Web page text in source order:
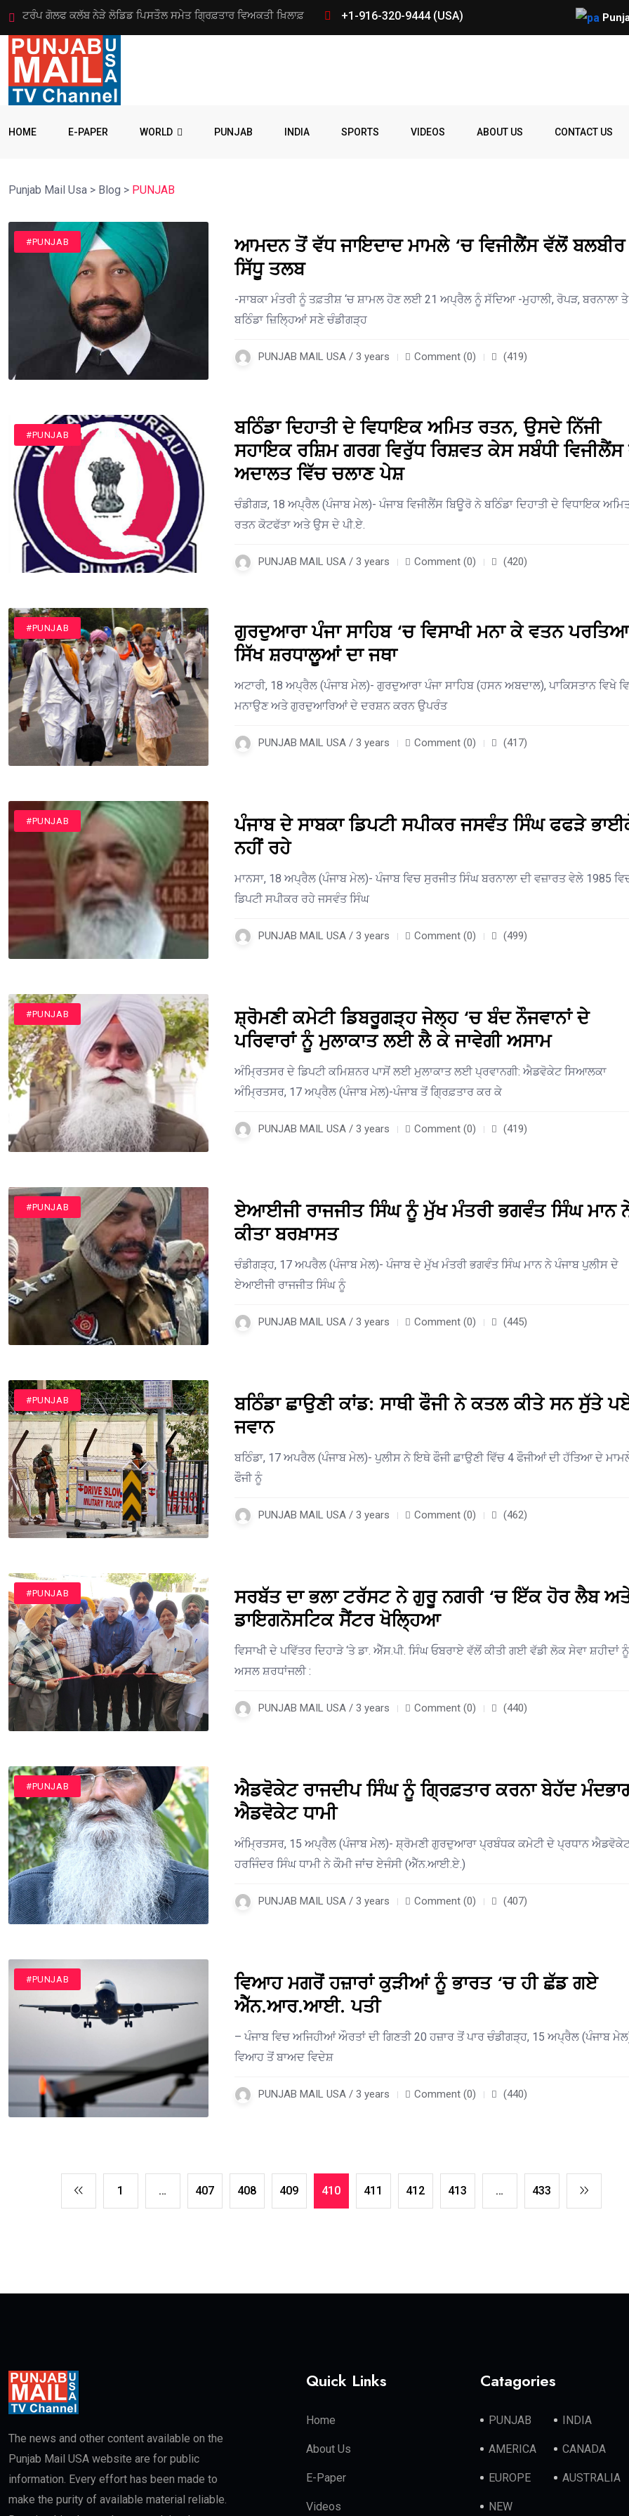
ਅਮਰੀਕਾ ਵੱਲੋਂ ਨਸ਼ਾ ਤਸਕਰੀ ਗਿਰੋਹ ਦੇ 8 ਆਗੂਆਂ ‘ਤੇ 10 ਕੋਵਿਡ-19 ਬਾਰੇ ਰਾਬਰਟ ਐੱਫ.
+1-916-320-9444 (USA)
HOME E-PAPER WORLD PUNJAB INDIA SPORTS VIDEOS ABOUT US CONTACT US
Ohio Parade Party Police prize Student
Punjab Mail Usa > Blog > PUNJAB
#PUNJAB
ਆਮਦਨ ਤੋਂ ਵੱਧ ਜਾਇਦਾਦ ਮਾਮਲੇ ‘ਚ ਵਿਜੀਲੈਂਸ ਵੱਲੋਂ ਬਲਬੀਰ
ਸਿੱਧੂ ਤਲਬ
-ਸਾਬਕਾ ਮੰਤਰੀ ਨੂੰ ਤਫ਼ਤੀਸ਼ ‘ਚ ਸ਼ਾਮਲ ਹੋਣ ਲਈ 21 ਅਪ੍ਰੈਲ ਨੂੰ ਸੱਦਿਆ -ਮੁਹਾਲੀ, ਰੋਪੜ, ਬਰਨਾਲਾ ਤੇ
ਬਠਿੰਡਾ ਜ਼ਿਲ੍ਹਿਆਂ ਸਣੇ ਚੰਡੀਗੜ੍ਹ
PUNJAB MAIL USA / 3 years Comment (0) (419)
#PUNJAB
ਬਠਿੰਡਾ ਦਿਹਾਤੀ ਦੇ ਵਿਧਾਇਕ ਅਮਿਤ ਰਤਨ, ਉਸਦੇ ਨਿੱਜੀ
ਸਹਾਇਕ ਰਸ਼ਿਮ ਗਰਗ ਵਿਰੁੱਧ ਰਿਸ਼ਵਤ ਕੇਸ ਸਬੰਧੀ
ਅਦਾਲਤ ਵਿੱਚ ਚਲਾਣ ਪੇਸ਼
ਚੰਡੀਗੜ, 18 ਅਪ੍ਰੈਲ (ਪੰਜਾਬ ਮੇਲ)- ਪੰਜਾਬ ਵਿਜੀਲੈਂਸ ਬਿਊਰੋ ਨੇ ਬਠਿੰਡਾ ਦਿਹਾਤੀ ਦੇ ਵਿਧਾਇਕ
ਰਤਨ ਕੋਟਫੱਤਾ ਅਤੇ ਉਸ ਦੇ ਪੀ.ਏ.
PUNJAB MAIL USA / 3 years Comment (0) (420)
#PUNJAB
ਗੁਰਦੁਆਰਾ ਪੰਜਾ ਸਾਹਿਬ ‘ਚ ਵਿਸਾਖੀ ਮਨਾ ਕੇ ਵਤਨ ਪਰਤਿਆ
ਸਿੱਖ ਸ਼ਰਧਾਲੂਆਂ ਦਾ ਜਥਾ
ਅਟਾਰੀ, 18 ਅਪ੍ਰੈਲ (ਪੰਜਾਬ ਮੇਲ)- ਗੁਰਦੁਆਰਾ ਪੰਜਾ ਸਾਹਿਬ (ਹਸਨ ਅਬਦਾਲ), ਪਾਕਿਸਤਾਨ ਵਿਖੇ
ਮਨਾਉਣ ਅਤੇ ਗੁਰਦੁਆਰਿਆਂ ਦੇ ਦਰਸ਼ਨ ਕਰਨ ਉਪਰੰਤ
PUNJAB MAIL USA / 3 years Comment (0) (417)
#PUNJAB
ਪੰਜਾਬ ਦੇ ਸਾਬਕਾ ਡਿਪਟੀ ਸਪੀਕਰ ਜਸਵੰਤ ਸਿੰਘ ਫਫੜੇ
ਨਹੀਂ ਰਹੇ
ਮਾਨਸਾ, 18 ਅਪ੍ਰੈਲ (ਪੰਜਾਬ ਮੇਲ)- ਪੰਜਾਬ ਵਿਚ ਸੁਰਜੀਤ ਸਿੰਘ ਬਰਨਾਲਾ ਦੀ ਵਜ਼ਾਰਤ ਵੇਲੇ 1985
ਡਿਪਟੀ ਸਪੀਕਰ ਰਹੇ ਜਸਵੰਤ ਸਿੰਘ
PUNJAB MAIL USA / 3 years Comment (0) (499)
#PUNJAB
ਸ਼੍ਰੋਮਣੀ ਕਮੇਟੀ ਡਿਬਰੂਗੜ੍ਹ ਜੇਲ੍ਹ ‘ਚ ਬੰਦ ਨੌਜਵਾਨਾਂ ਦੇ
ਪਰਿਵਾਰਾਂ ਨੂੰ ਮੁਲਾਕਾਤ ਲਈ ਲੈ ਕੇ ਜਾਵੇਗੀ ਅਸਾਮ
ਅੰਮ੍ਰਿਤਸਰ ਦੇ ਡਿਪਟੀ ਕਮਿਸ਼ਨਰ ਪਾਸੋਂ ਲਈ ਮੁਲਾਕਾਤ ਲਈ ਪ੍ਰਵਾਨਗੀ: ਐਡਵੋਕੇਟ ਸਿਆਲਕਾ
ਅੰਮ੍ਰਿਤਸਰ, 17 ਅਪ੍ਰੈਲ (ਪੰਜਾਬ ਮੇਲ)-ਪੰਜਾਬ ਤੋਂ ਗ੍ਰਿਫ਼ਤਾਰ ਕਰ ਕੇ
PUNJAB MAIL USA / 3 years Comment (0) (419)
#PUNJAB
ਏਆਈਜੀ ਰਾਜਜੀਤ ਸਿੰਘ ਨੂੰ ਮੁੱਖ ਮੰਤਰੀ ਭਗਵੰਤ ਸਿੰਘ ਮਾਨ
ਕੀਤਾ ਬਰਖ਼ਾਸਤ
ਚੰਡੀਗੜ੍ਹ, 17 ਅਪਰੈਲ (ਪੰਜਾਬ ਮੇਲ)- ਪੰਜਾਬ ਦੇ ਮੁੱਖ ਮੰਤਰੀ ਭਗਵੰਤ ਸਿੰਘ ਮਾਨ ਨੇ ਪੰਜਾਬ ਪੁਲੀਸ ਦੇ
ਏਆਈਜੀ ਰਾਜਜੀਤ ਸਿੰਘ ਨੂੰ
PUNJAB MAIL USA / 3 years Comment (0) (445)
#PUNJAB
ਬਠਿੰਡਾ ਛਾਉਣੀ ਕਾਂਡ: ਸਾਥੀ ਫੌਜੀ ਨੇ ਕਤਲ ਕੀਤੇ ਸਨ ਸੁੱਤੇ
ਜਵਾਨ
ਬਠਿੰਡਾ, 17 ਅਪਰੈਲ (ਪੰਜਾਬ ਮੇਲ)- ਪੁਲੀਸ ਨੇ ਇਥੇ ਫੌਜੀ ਛਾਉਣੀ ਵਿੱਚ 4 ਫੌਜੀਆਂ ਦੀ ਹੱਤਿਆ ਦੇ
ਫੌਜੀ ਨੂੰ
PUNJAB MAIL USA / 3 years Comment (0) (462)
#PUNJAB
ਸਰਬੱਤ ਦਾ ਭਲਾ ਟਰੱਸਟ ਨੇ ਗੁਰੂ ਨਗਰੀ ‘ਚ ਇੱਕ ਹੋਰ ਲੈਬ
ਡਾਇਗਨੋਸਟਿਕ ਸੈਂਟਰ ਖੋਲ੍ਹਿਆ
ਵਿਸਾਖੀ ਦੇ ਪਵਿੱਤਰ ਦਿਹਾੜੇ ‘ਤੇ ਡਾ. ਐੱਸ.ਪੀ. ਸਿੰਘ ਓਬਰਾਏ ਵੱਲੋਂ ਕੀਤੀ ਗਈ ਵੱਡੀ ਲੋਕ ਸੇਵਾ ਸ਼ਹੀਦਾਂ ਨੂੰ
ਅਸਲ ਸ਼ਰਧਾਂਜਲੀ :
PUNJAB MAIL USA / 3 years Comment (0) (440)
#PUNJAB
ਐਡਵੋਕੇਟ ਰਾਜਦੀਪ ਸਿੰਘ ਨੂੰ ਗ੍ਰਿਫ਼ਤਾਰ ਕਰਨਾ ਬੇਹੱਦ
ਐਡਵੋਕੇਟ ਧਾਮੀ
ਅੰਮ੍ਰਿਤਸਰ, 15 ਅਪ੍ਰੈਲ (ਪੰਜਾਬ ਮੇਲ)- ਸ਼੍ਰੋਮਣੀ ਗੁਰਦੁਆਰਾ ਪ੍ਰਬੰਧਕ ਕਮੇਟੀ ਦੇ ਪ੍ਰਧਾਨ
ਹਰਜਿੰਦਰ ਸਿੰਘ ਧਾਮੀ ਨੇ ਕੌਮੀ ਜਾਂਚ ਏਜੰਸੀ (ਐੱਨ.ਆਈ.ਏ.)
PUNJAB MAIL USA / 3 years Comment (0) (407)
#PUNJAB
ਵਿਆਹ ਮਗਰੋਂ ਹਜ਼ਾਰਾਂ ਕੁੜੀਆਂ ਨੂੰ ਭਾਰਤ ‘ਚ ਹੀ ਛੱਡ ਗਏ
ਐੱਨ.ਆਰ.ਆਈ. ਪਤੀ
– ਪੰਜਾਬ ਵਿਚ ਅਜਿਹੀਆਂ ਔਰਤਾਂ ਦੀ ਗਿਣਤੀ 20 ਹਜ਼ਾਰ ਤੋਂ ਪਾਰ ਚੰਡੀਗੜ੍ਹ, 15 ਅਪ੍ਰੈਲ (ਪੰਜਾਬ
ਵਿਆਹ ਤੋਂ ਬਾਅਦ ਵਿਦੇਸ਼
PUNJAB MAIL USA / 3 years Comment (0) (440)
1 … 407 408 409 410 411 412 413 … 433
The news and other content available on the
Punjab Mail USA website are for public
information. Every effort has been made to
make the purity of available material reliable.
Quick Links
Home
About Us
E-Paper
Videos
Catagories
PUNJAB INDIA
AMERICA CANADA
EUROPE AUSTRALIA
NEW